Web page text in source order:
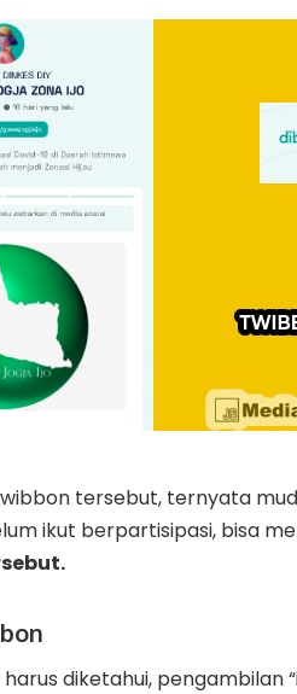
tersebut, ternyata
ikut berpartisipasi, bisa
diketahui, pengambilan